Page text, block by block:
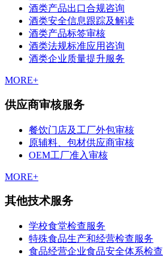
酒类产品出口合规咨询
酒类安全信息跟踪及解读
酒类产品标签审核
酒类法规标准应用咨询
酒类企业质量提升服务
MORE+
供应商审核服务
餐饮门店及工厂外包审核
原辅料、包材供应商审核
OEM工厂准入审核
MORE+
其他技术服务
学校食堂检查服务
特殊食品生产和经营检查服务
食品经营企业食品安全体系检查